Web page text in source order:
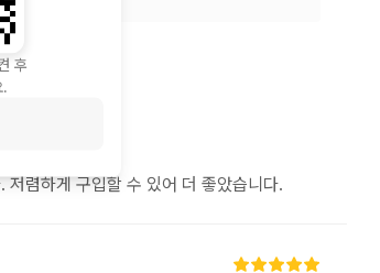
렴하게 구입할 수 있어 더 좋았습니다.
후